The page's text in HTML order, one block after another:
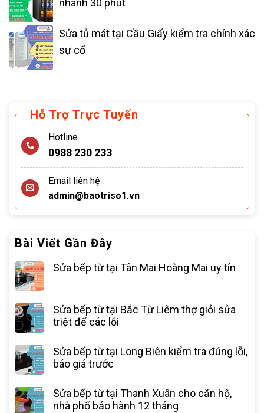
Hỗ Trợ Trực Tuyến
Hotline
0988 230 233
Email liên hệ
admin@baotriso1.vn
Bài Viết Gần Đây
Sửa bếp từ tại Tân Mai Hoàng Mai uy tín
Sửa bếp từ tại Bắc Từ Liêm thợ giỏi sửa
triệt để các lỗi
Sửa bếp từ tại Long Biên kiểm tra đúng lỗi,
báo giá trước
Sửa bếp từ tại Thanh Xuân cho căn hộ,
nhà phố bảo hành 12 tháng
nhanh 30 phút
Sửa tủ mát tại Cầu Giấy kiểm tra chính xác
sự cố